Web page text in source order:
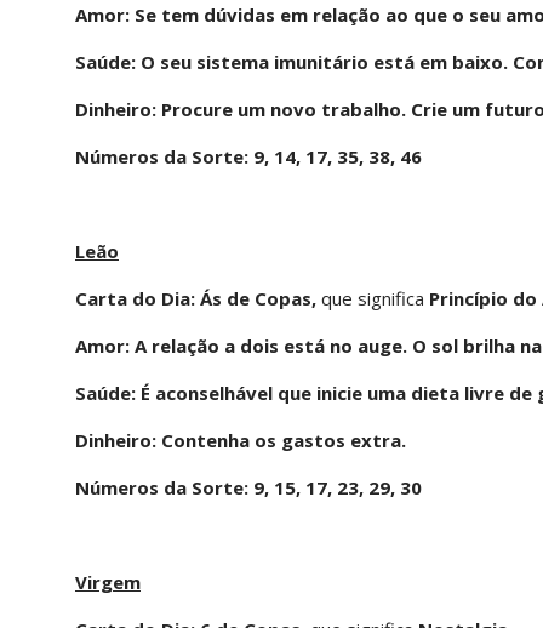
Amor: Se tem dúvidas em relação ao que o seu
Saúde: O seu sistema imunitário está em baixo.
Dinheiro: Procure um novo trabalho. Crie um
Números da Sorte: 9, 14, 17, 35, 38, 46
Leão
Carta do Dia: Ás de Copas, que significa Princípio do
Amor: A relação a dois está no auge. O sol brilha
Saúde: É aconselhável que inicie uma dieta livre de
Dinheiro: Contenha os gastos extra.
Números da Sorte: 9, 15, 17, 23, 29, 30
Virgem